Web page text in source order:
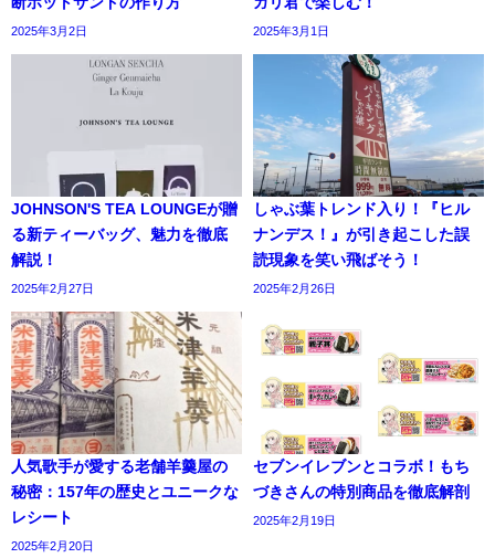
2025年3月2日 2025年3月1日
JOHNSON'S TEA LOUNGEが贈
る新ティーバッグ、魅力を徹底
解説！
2025年2月27日
しゃぶ葉トレンド入り！『ヒル
ナンデス！』が引き起こした誤
読現象を笑い飛ばそう！
2025年2月26日
人気歌手が愛する老舗羊羹屋の
秘密：157年の歴史とユニークな
レシート
2025年2月20日
セブンイレブンとコラボ！もち
づきさんの特別商品を徹底解剖
2025年2月19日